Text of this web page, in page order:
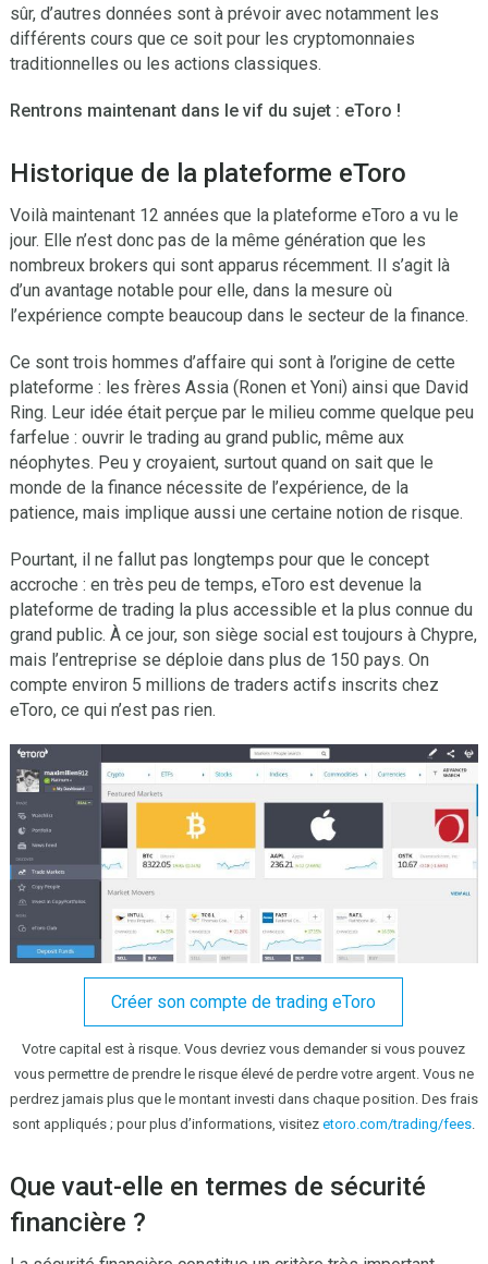
sûr, d’autres données sont à prévoir avec notamment les
différents cours que ce soit pour les cryptomonnaies
traditionnelles ou les actions classiques.
Rentrons maintenant dans le vif du sujet : eToro !
Historique de la plateforme eToro
Voilà maintenant 12 années que la plateforme eToro a vu le
jour. Elle n’est donc pas de la même génération que les
nombreux brokers qui sont apparus récemment. Il s’agit là
d’un avantage notable pour elle, dans la mesure où
l’expérience compte beaucoup dans le secteur de la finance.
Ce sont trois hommes d’affaire qui sont à l’origine de cette
plateforme : les frères Assia (Ronen et Yoni) ainsi que David
Ring. Leur idée était perçue par le milieu comme quelque peu
farfelue : ouvrir le trading au grand public, même aux
néophytes. Peu y croyaient, surtout quand on sait que le
monde de la finance nécessite de l’expérience, de la
patience, mais implique aussi une certaine notion de risque.
Pourtant, il ne fallut pas longtemps pour que le concept
accroche : en très peu de temps, eToro est devenue la
plateforme de trading la plus accessible et la plus connue du
grand public. À ce jour, son siège social est toujours à Chypre,
mais l’entreprise se déploie dans plus de 150 pays. On
compte environ 5 millions de traders actifs inscrits chez
eToro, ce qui n’est pas rien.
Créer son compte de trading eToro
Votre capital est à risque. Vous devriez vous demander si vous pouvez
vous permettre de prendre le risque élevé de perdre votre argent. Vous ne
perdrez jamais plus que le montant investi dans chaque position. Des frais
sont appliqués ; pour plus d’informations, visitezetoro.com/trading/fees
Que vaut-elle en termes de sécurité
financière ?